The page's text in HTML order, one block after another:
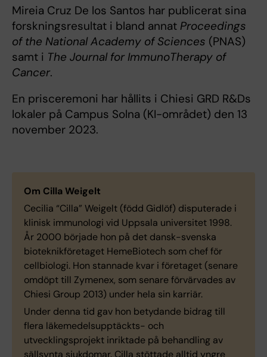
Mireia Cruz De los Santos har publicerat sina
forskningsresultat i bland annat Proceedings
of the National Academy of Sciences (PNAS)
samt i The Journal for ImmunoTherapy of
Cancer.
En prisceremoni har hållits i Chiesi GRD R&Ds
lokaler på Campus Solna (KI-området) den 13
november 2023.
Om Cilla Weigelt
Cecilia “Cilla” Weigelt (född Gidlöf) disputerade i
klinisk immunologi vid Uppsala universitet 1998.
År 2000 började hon på det dansk-svenska
bioteknikföretaget HemeBiotech som chef för
cellbiologi. Hon stannade kvar i företaget (senare
omdöpt till Zymenex, som senare förvärvades av
Chiesi Group 2013) under hela sin karriär.
Under denna tid gav hon betydande bidrag till
flera läkemedelsupptäckts- och
utvecklingsprojekt inriktade på behandling av